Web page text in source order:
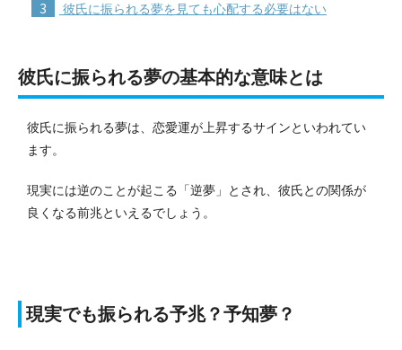
3 彼氏に振られる夢を見ても心配する必要はない
彼氏に振られる夢の基本的な意味とは
彼氏に振られる夢は、恋愛運が上昇するサインといわれてい
ます。
現実には逆のことが起こる「逆夢」とされ、彼氏との関係が
良くなる前兆といえるでしょう。
現実でも振られる予兆？予知夢？